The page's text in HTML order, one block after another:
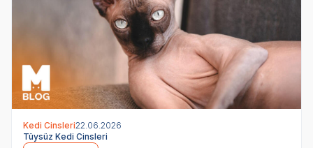
Kedi Cinsleri22.06.2026
Tüysüz Kedi Cinsleri